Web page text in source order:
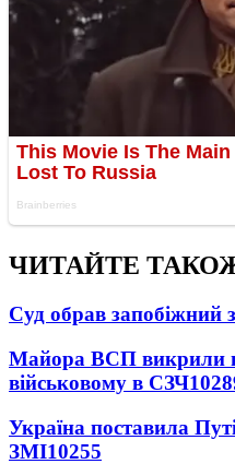
ЧИТАЙТЕ
Суд обрав запобіжний
Майора ВСП викрили
військовому в СЗЧ
Україна поставила
ЗМІ10255